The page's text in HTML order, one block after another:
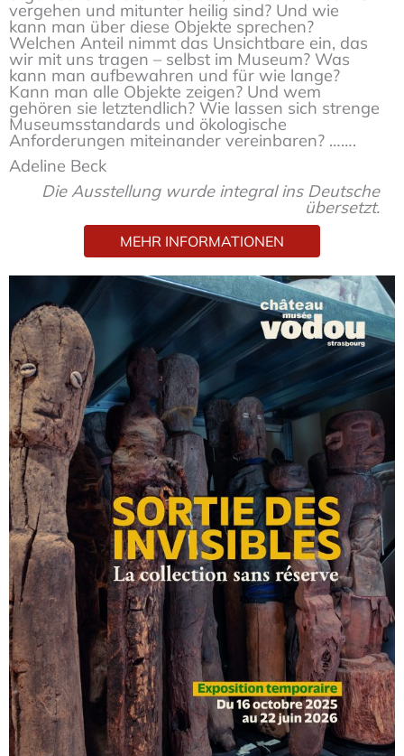
vergehen und mitunter heilig sind? Und wie
kann man über diese Objekte sprechen?
Welchen Anteil nimmt das Unsichtbare ein, das
wir mit uns tragen – selbst im Museum? Was
kann man aufbewahren und für wie lange?
Kann man alle Objekte zeigen? Und wem
gehören sie letztendlich? Wie lassen sich strenge
Museumsstandards und ökologische
Anforderungen miteinander vereinbaren? …….
Adeline Beck
Die Ausstellung wurde integral ins Deutsche
übersetzt.
MEHR INFORMATIONEN